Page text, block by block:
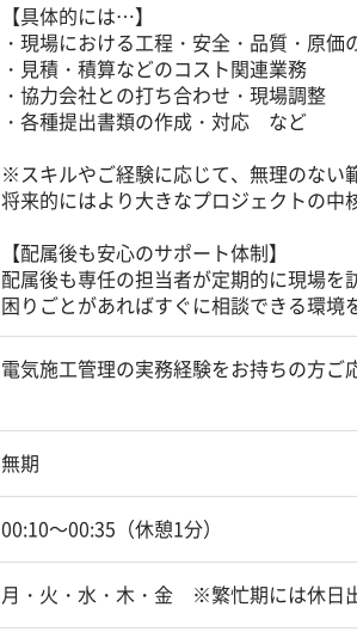
【具体的には…】
・現場における工程・安全・品質・原価
・見積・積算などのコスト関連業務
・協力会社との打ち合わせ・現場調整
・各種提出書類の作成・対応 など
※スキルやご経験に応じて、無理のない
将来的にはより大きなプロジェクトの中
【配属後も安心のサポート体制】
配属後も専任の担当者が定期的に現場を
困りごとがあればすぐに相談できる環境
電気施工管理の実務経験をお持ちの方ご
無期
00:10～00:35（休憩1分）
月・火・水・木・金 ※繁忙期には休日